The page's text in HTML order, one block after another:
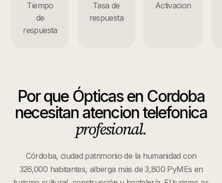
Tiempo
de
respuesta
Tasa de
respuesta
Activacion
Por que Ópticasen Cordoba
necesitan atencion telefonica
profesional.
Córdoba, ciudad patrimonio de la humanidad con
326,000 habitantes, alberga más de 3,800 PyMEs en